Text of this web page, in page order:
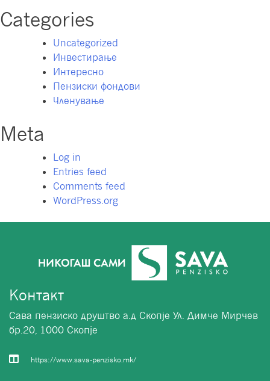
Categories
Uncategorized
Инвестирање
Интересно
Пензиски фондови
Членување
Meta
Log in
Entries feed
Comments feed
WordPress.org
Контакт
Сава пензиско друштво а.д Скопје Ул. Димче Мирчев
бр.20, 1000 Скопје
https://www.sava-penzisko.mk/